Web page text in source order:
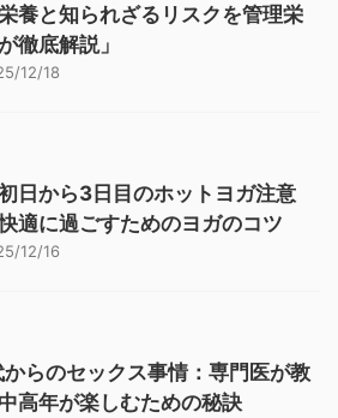
養と知られざるリスクを管理栄
徹底解説」
12/18
日から3日目のホットヨガ注意
適に過ごすためのヨガのコツ
12/16
らのセックス事情：専門医が教
高年が楽しむための秘訣